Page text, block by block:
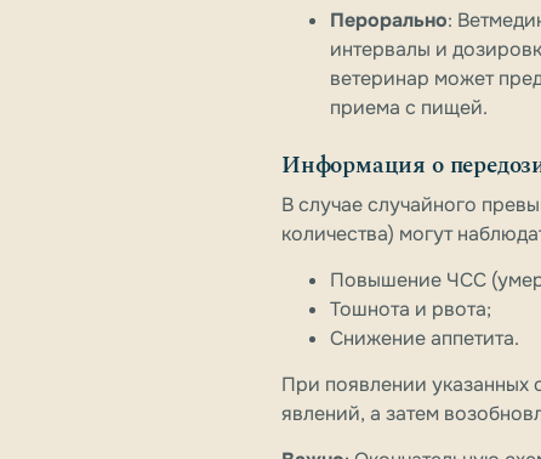
Перорально:
интервалы и
ветеринар может
приема с пищей.
Информация о
В случае случайного
количества) могут
Повышение ЧСС
Тошнота и рвота;
Снижение аппетита.
При появлении указанных
явлений, а затем